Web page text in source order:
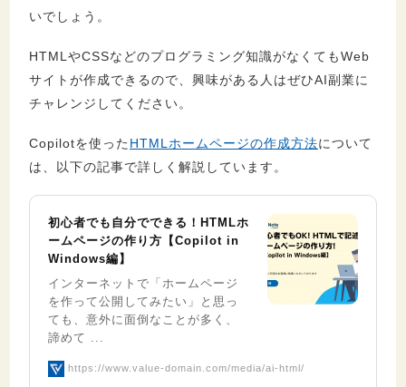
いでしょう。
HTMLやCSSなどのプログラミング知識がなくてもWeb
サイトが作成できるので、興味がある人はぜひAI副業に
チャレンジしてください。
Copilotを使った HTMLホームページの作成方法について
は、以下の記事で詳しく解説しています。
初心者でも自分でできる！HTMLホ
ームページの作り方【Copilot in
Windows編】
インターネットで「ホームページ
を作って公開してみたい」と思っ
ても、意外に面倒なことが多く、
諦めて ...
https://www.value-domain.com/media/ai-html/